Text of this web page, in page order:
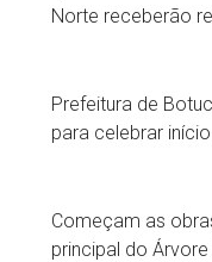
Norte receberão
Prefeitura de
para celebrar
Começam as
principal do